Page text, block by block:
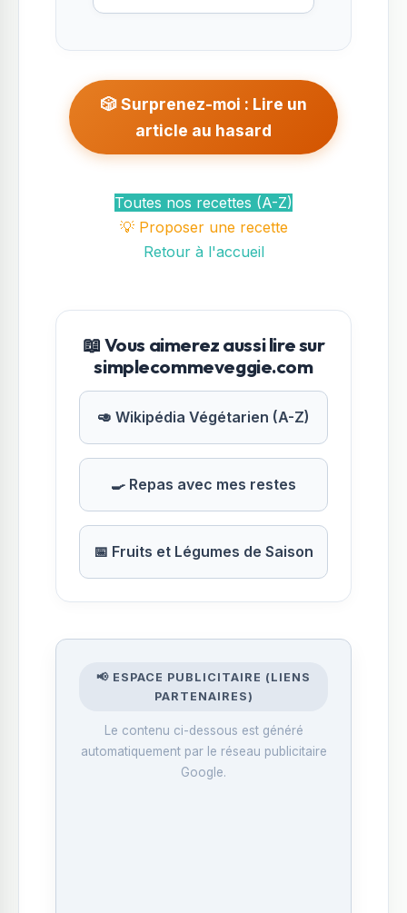
🎲 Surprenez-moi : Lire un
article au hasard
Toutes nos recettes (A-Z)
💡 Proposer une recette
Retour à l'accueil
📖 Vous aimerez aussi lire sur
simplecommeveggie.com
🥑 Wikipédia Végétarien (A-Z)
🍳 Repas avec mes restes
📅 Fruits et Légumes de Saison
📢 ESPACE PUBLICITAIRE (LIENS
PARTENAIRES)
Le contenu ci-dessous est généré
automatiquement par le réseau publicitaire
Google.